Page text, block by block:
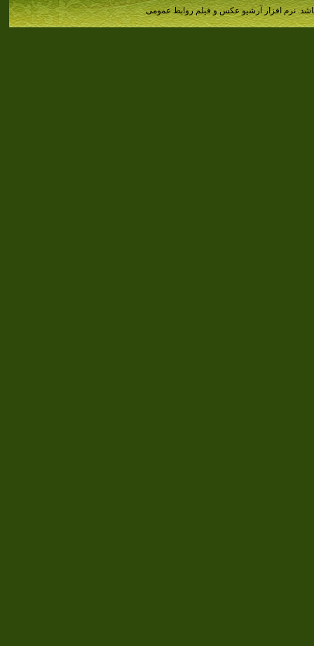
نرم افزار آرشیو عکس و فیلم روابط عمومی